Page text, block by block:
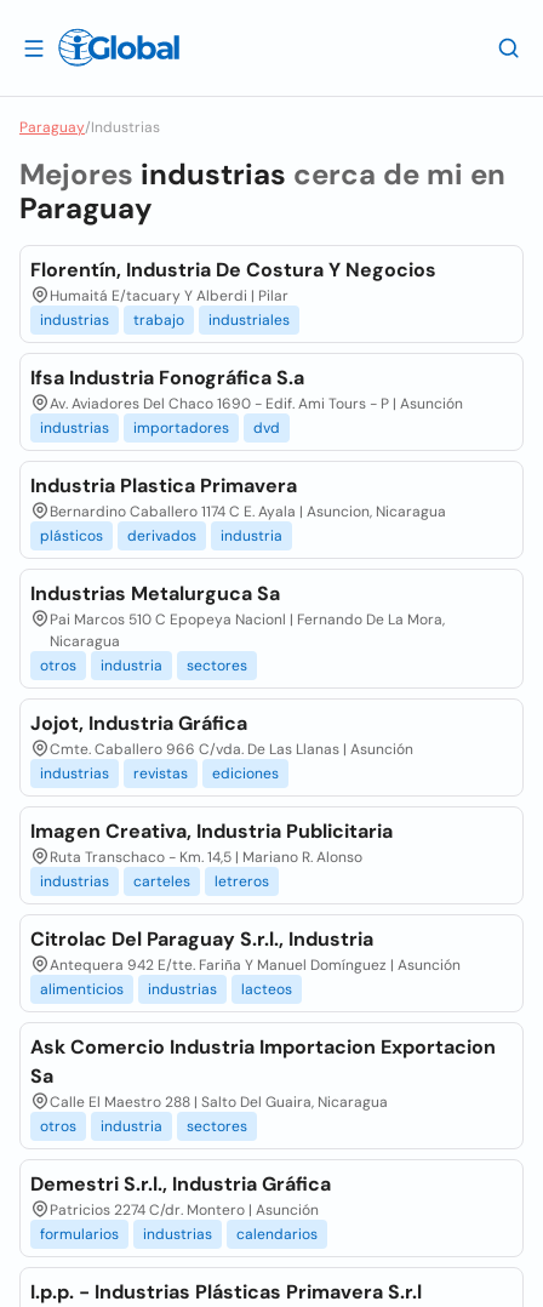
Paraguay/Industrias
Mejores industrias cerca de mi en
Paraguay
Florentín, Industria De Costura Y Negocios
Humaitá E/tacuary Y Alberdi | Pilar
industrias
trabajo industriales
Ifsa Industria Fonográfica S.a
Av. Aviadores Del Chaco 1690 - Edif. Ami Tours - P | Asunción
industrias
importadores dvd
Industria Plastica Primavera
Bernardino Caballero 1174 C E. Ayala | Asuncion, Nicaragua
plásticos
derivados industria
Industrias Metalurguca Sa
Pai Marcos 510 C Epopeya Nacionl | Fernando De La Mora,
Nicaragua
otros
industria sectores
Jojot, Industria Gráfica
Cmte. Caballero 966 C/vda. De Las Llanas | Asunción
industrias
revistas ediciones
Imagen Creativa, Industria Publicitaria
Ruta Transchaco - Km. 14,5 | Mariano R. Alonso
industrias
carteles letreros
Citrolac Del Paraguay S.r.l., Industria
Antequera 942 E/tte. Fariña Y Manuel Domínguez | Asunción
alimenticios
industrias lacteos
Ask Comercio Industria Importacion Exportacion
Sa
Calle El Maestro 288 | Salto Del Guaira, Nicaragua
otros
industria sectores
Demestri S.r.l., Industria Gráfica
Patricios 2274 C/dr. Montero | Asunción
formularios
industrias calendarios
I.p.p. - Industrias Plásticas Primavera S.r.l